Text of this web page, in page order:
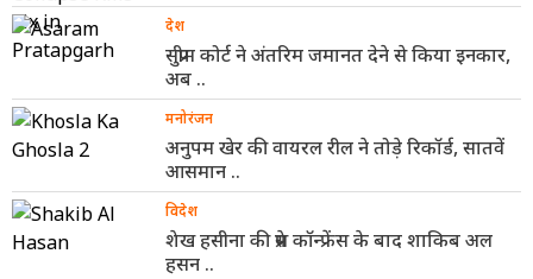
देश
सुप्रीम कोर्ट ने अंतरिम जमानत देने से किया इनकार,
अब ..
मनोरंजन
अनुपम खेर की वायरल रील ने तोड़े रिकॉर्ड, सातवें
आसमान ..
विदेश
शेख हसीना की प्रेस कॉन्फ्रेंस के बाद शाकिब अल
हसन ..